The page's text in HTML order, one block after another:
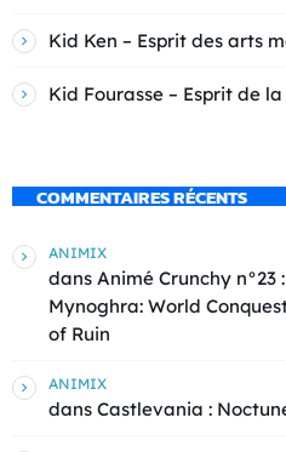
Kid Ken – Esprit des arts
Kid Fourasse – Esprit de
COMMENTAIRES RÉCENTS
ANIMIX
dans Animé Crunchy
Mynoghra: World
of Ruin
ANIMIX
dans Castlevania :